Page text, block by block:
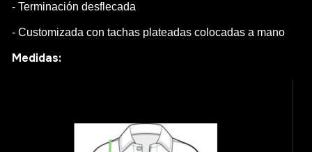
- Terminación desflecada
- Customizada con tachas plateadas colocadas a mano
Medidas: